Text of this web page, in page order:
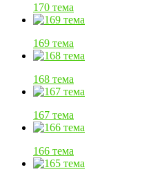
170 тема
169 тема
168 тема
167 тема
166 тема